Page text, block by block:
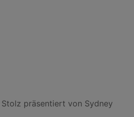
präsentiert von Sydney